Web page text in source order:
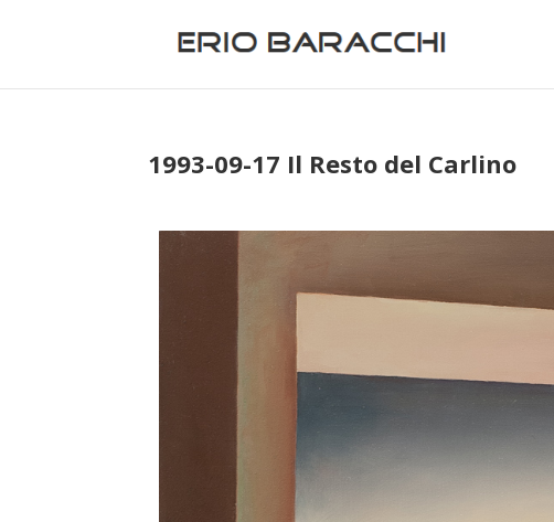
1993-09-17 Il Resto del Carlino